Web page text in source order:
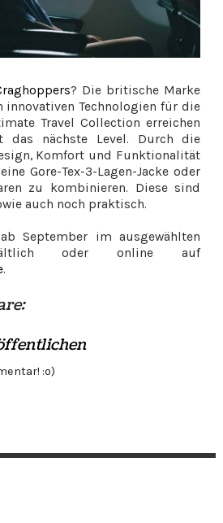
? Die britische Marke
innovativen Technologien für die
Travel Collection erreichen
nächste Level. Durch die
Komfort und Funktionalität
Gore-Tex-3-Lagen-Jacke oder
zu kombinieren. Diese sind
auch noch praktisch.
September im ausgewählten
oder online auf
.
:o)